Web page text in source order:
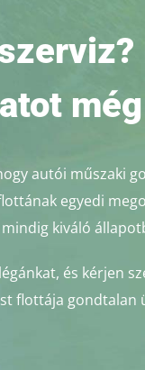
autói műszaki
egyedi
kiváló
és kérjen
flottája gondtalan